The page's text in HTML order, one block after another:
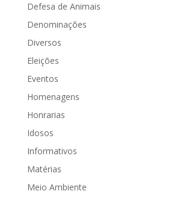
Defesa de Animais
Denominações
Diversos
Eleições
Eventos
Homenagens
Honrarias
Idosos
Informativos
Matérias
Meio Ambiente